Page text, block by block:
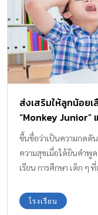
ส่งเสริมให้ลูกน้อย
“Monkey Junior”
แอปพลิเคชันที่ช่วยใ
ขึ้นชื่อว่าเป็นความกดดั
ความสุขเมื่อได้ยินคำพูด
เรียน การศึกษา เด็ก ๆ
จากคุณพ่อคุณแม่ผู้ปกคร
ที่เรียนเก่งที่สุด มีความ
โรงเรียน